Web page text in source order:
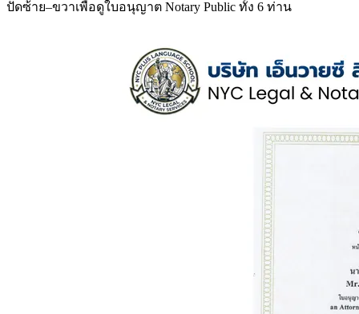
ปัดซ้าย–ขวาเพื่อดูใบอนุญาต Notary Public ทั้ง 6 ท่าน